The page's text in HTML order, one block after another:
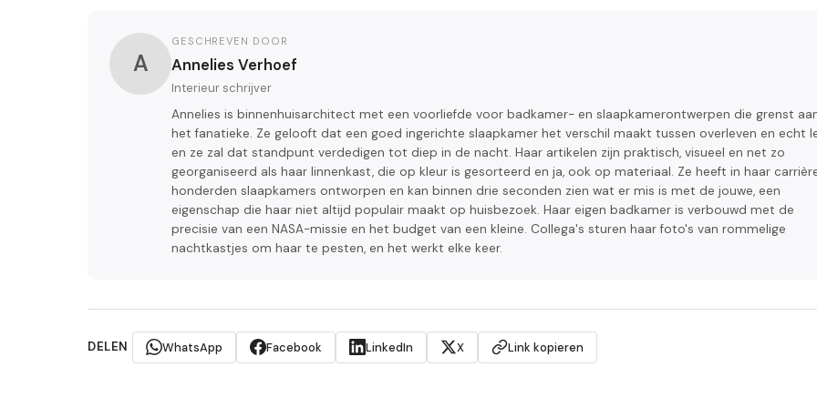
A
GESCHREVEN DOOR
Annelies Verhoef
Interieur schrijver
Annelies is binnenhuisarchitect met een voorliefde voor badkamer- en slaapkamerontwerpen die grenst
het fanatieke. Ze gelooft dat een goed ingerichte slaapkamer het verschil maakt tussen overleven en echt
en ze zal dat standpunt verdedigen tot diep in de nacht. Haar artikelen zijn praktisch, visueel en net zo
georganiseerd als haar linnenkast, die op kleur is gesorteerd en ja, ook op materiaal. Ze heeft in haar
honderden slaapkamers ontworpen en kan binnen drie seconden zien wat er mis is met de jouwe, een
eigenschap die haar niet altijd populair maakt op huisbezoek. Haar eigen badkamer is verbouwd met de
precisie van een NASA-missie en het budget van een kleine. Collega's sturen haar foto's van rommelige
nachtkastjes om haar te pesten, en het werkt elke keer.
DELEN WhatsApp Facebook LinkedIn X Link kopieren